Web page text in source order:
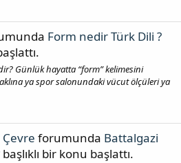
Form nedir Türk Dili ?
Günlük hayatta “form” kelimesini
ya spor salonundaki vücut ölçüleri ya
forumunda Battalgazi
başlıklı bir konu başlattı.